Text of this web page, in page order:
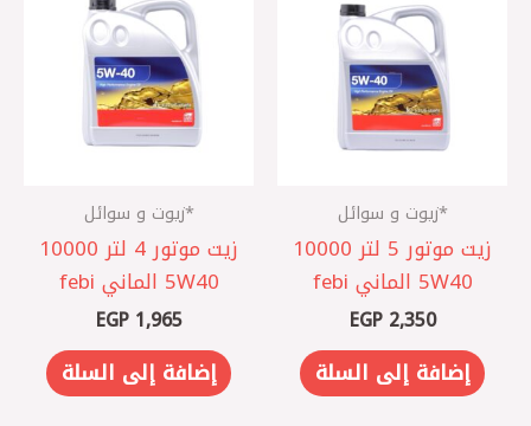
*زيوت و سوائل
زيت موتور 5 لتر 10000
5W40 الماني febi
EGP2,350
إضافة إلى السلة
*زيوت و سوائل
زيت موتور 4 لتر 10000
5W40 الماني febi
EGP1,965
إضافة إلى السلة